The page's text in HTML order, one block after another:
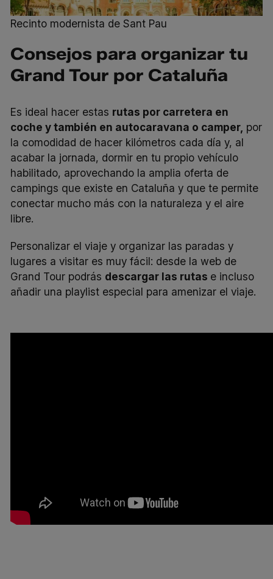
Recinto modernista de Sant Pau
Consejos para organizar tu
Grand Tour por Cataluña
Es ideal hacer estas rutas por carretera en
coche y también en autocaravana o camper, por
la comodidad de hacer kilómetros cada día y, al
acabar la jornada, dormir en tu propio vehículo
habilitado, aprovechando la amplia oferta de
campings que existe en Cataluña y que te permite
conectar mucho más con la naturaleza y el aire
libre.
Personalizar el viaje y organizar las paradas y
lugares a visitar es muy fácil: desde laweb de
Grand Tour podrás descargar las rutas e incluso
añadir una playlist especial para amenizar el viaje.